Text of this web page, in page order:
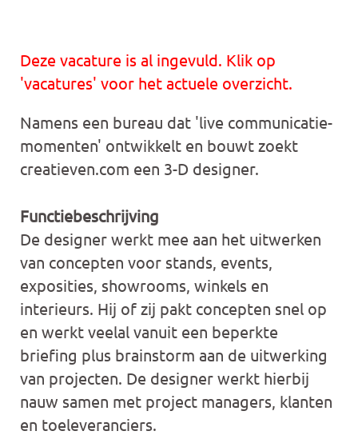
Deze vacature is al ingevuld. Klik op
'vacatures' voor het actuele overzicht.
Namens een bureau dat 'live communicatie-
momenten' ontwikkelt en bouwt zoekt
creatieven.com een 3-D designer.
Functiebeschrijving
De designer werkt mee aan het uitwerken
van concepten voor stands, events,
exposities, showrooms, winkels en
interieurs. Hij of zij pakt concepten snel op
en werkt veelal vanuit een beperkte
briefing plus brainstorm aan de uitwerking
van projecten. De designer werkt hierbij
nauw samen met project managers, klanten
en toeleveranciers.